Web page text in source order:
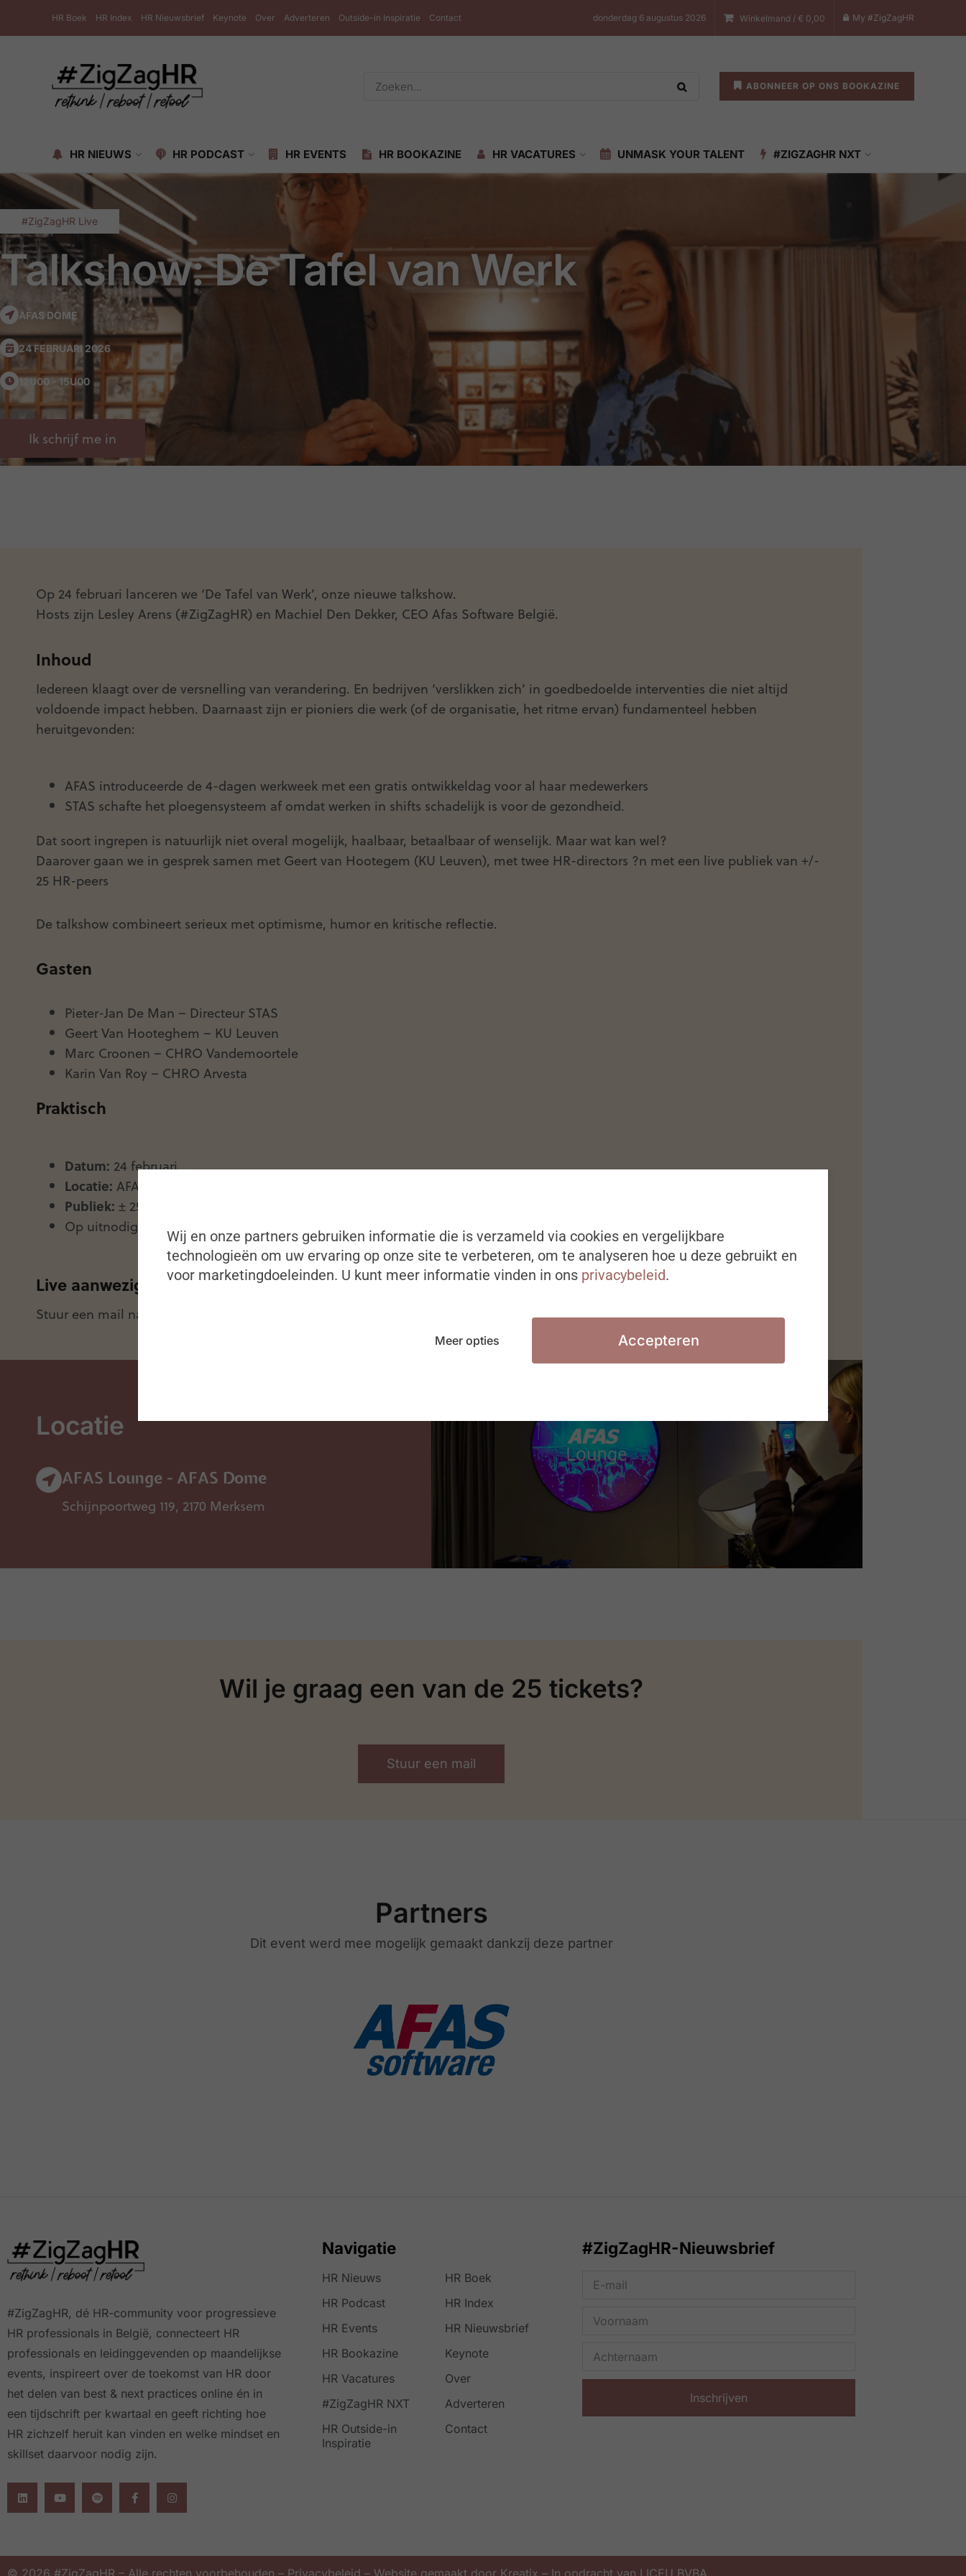
HR Boek HR Index HR Nieuwsbrief Keynote Over Adverteren Outside-in Inspiratie Contact donderdag 6 augustus 2026 Winkelmand / € 0,00 My #ZigZagHR
ABONNEER OP ONS BOOKAZINE
HR NIEUWS HR PODCAST HR EVENTS HR BOOKAZINE HR VACATURES UNMASK YOUR TALENT #ZIGZAGHR NXT
#ZigZagHR Live
Talkshow: De Tafel van Werk
AFAS DOME
24 FEBRUARI 2026
12U00 - 15U00
Ik schrijf me in
Op 24 februari lanceren we ‘De Tafel van Werk’, onze nieuwe talkshow.
Hosts zijn Lesley Arens (#ZigZagHR) en Machiel Den Dekker, CEO Afas Software België.
Inhoud
Iedereen klaagt over de versnelling van verandering. En bedrijven ‘verslikken zich’ in goedbedoelde interventies die niet altijd
voldoende impact hebben. Daarnaast zijn er pioniers die werk (of de organisatie, het ritme ervan) fundamenteel hebben
heruitgevonden:
AFAS introduceerde de 4-dagen werkweek met een gratis ontwikkeldag voor al haar medewerkers
STAS schafte het ploegensysteem af omdat werken in shifts schadelijk is voor de gezondheid.
Dat soort ingrepen is natuurlijk niet overal mogelijk, haalbaar, betaalbaar of wenselijk. Maar wat kan wel?
Daarover gaan we in gesprek samen met Geert van Hootegem (KU Leuven), met twee HR-directors ?n met een live publiek van +/-
25 HR-peers
De talkshow combineert serieux met optimisme, humor en kritische reflectie.
Gasten
Pieter-Jan De Man – Directeur STAS
Geert Van Hooteghem – KU Leuven
Marc Croonen – CHRO Vandemoortele
Karin Van Roy – CHRO Arvesta
Praktisch
Datum: 24 februari
Locatie: AFAS Lounge – AFAS Dome
Publiek: ± 25 HR-peers
Op uitnodiging
Live aanwezig zijn?
Stuur een mail naar . Misschien is een van de 25 plekjes voor jou.
Locatie
AFAS Lounge - AFAS Dome
Schijnpoortweg 119, 2170 Merksem
Wil je graag een van de 25 tickets?
Stuur een mail
Partners
Dit event werd mee mogelijk gemaakt dankzij deze partner
#ZigZagHR, dé HR-community voor progressieve
HR professionals in België, connecteert HR
professionals en leidinggevenden op maandelijkse
events, inspireert over de toekomst van HR door
het delen van best & next practices online én in
een tijdschrift per kwartaal en geeft richting hoe
HR zichzelf heruit kan vinden en welke mindset en
skillset daarvoor nodig zijn.
Navigatie
HR Nieuws
HR Podcast
HR Events
HR Bookazine
HR Vacatures
#ZigZagHR NXT
HR Outside-in
Inspiratie
HR Boek
HR Index
HR Nieuwsbrief
Keynote
Over
Adverteren
Contact
#ZigZagHR-Nieuwsbrief
Inschrijven
© 2026 #ZigZagHR – Alle rechten voorbehouden – Privacybeleid – Website gemaakt door Kreatix – In opdracht van LICEU BVBA
Wij en onze partners gebruiken informatie die is verzameld via cookies en vergelijkbare
technologieën om uw ervaring op onze site te verbeteren, om te analyseren hoe u deze gebruikt en
voor marketingdoeleinden. U kunt meer informatie vinden in ons privacybeleid.
Meer opties Accepteren